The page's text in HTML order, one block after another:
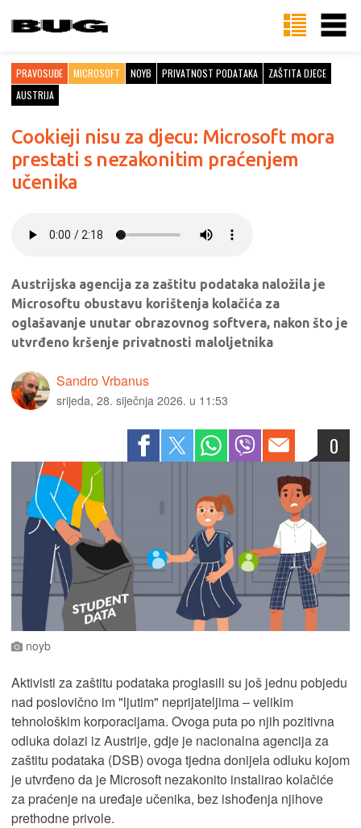
PRAVOSUĐE MICROSOFT NOYB PRIVATNOST PODATAKA
ZAŠTITA DJECE
AUSTRIJA
Cookieji nisu za djecu: Microsoft mora
prestati s nezakonitim praćenjem
učenika
Austrijska agencija za zaštitu podataka naložila je
Microsoftu obustavu korištenja kolačića za
oglašavanje unutar obrazovnog softvera, nakon što je
utvrđeno kršenje privatnosti maloljetnika
Sandro Vrbanus
srijeda, 28. siječnja 2026. u 11:53
0
noyb
Aktivisti za zaštitu podataka proglasili su još jednu pobjedu
nad poslovično im "ljutim" neprijateljima – velikim
tehnološkim korporacijama. Ovoga puta po njih pozitivna
odluka dolazi iz Austrije, gdje je nacionalna agencija za
zaštitu podataka (DSB) ovoga tjedna donijela odluku kojom
je utvrđeno da je Microsoft nezakonito instalirao kolačiće
za praćenje na uređaje učenika, bez ishođenja njihove
prethodne privole.